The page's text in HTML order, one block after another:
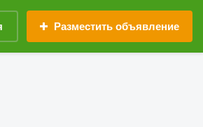
Разместить объявление